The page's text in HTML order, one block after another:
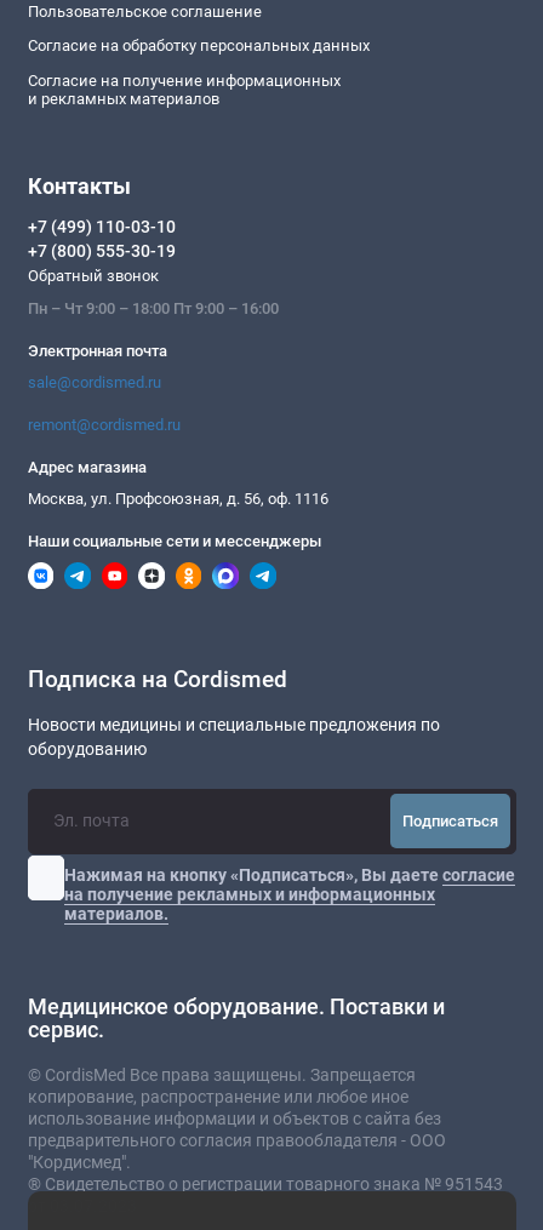
Пользовательское соглашение
Согласие на обработку персональных данных
Согласие на получение информационных
и рекламных материалов
Контакты
+7 (499) 110-03-10
+7 (800) 555-30-19
Обратный звонок
Пн – Чт 9:00 – 18:00 Пт 9:00 – 16:00
Электронная почта
sale@cordismed.ru
remont@cordismed.ru
Адрес магазина
Москва, ул. Профсоюзная, д. 56, оф. 1116
Наши социальные сети и мессенджеры
Подписка на Cordismed
Новости медицины и специальные предложения по
оборудованию
Подписаться
Нажимая на кнопку «Подписаться», Вы даетесогласие
на получение рекламных и информационных
материалов.
Медицинское оборудование. Поставки и
сервис.
© CordisMed Все права защищены. Запрещается
копирование, распространение или любое иное
использование информации и объектов с сайта без
предварительного согласия правообладателя - ООО
"Кордисмед".
® Свидетельство о регистрации товарного знака № 951543
от 03.07.2023